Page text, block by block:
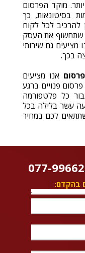
מוקד הפרסום
בסיטונאות, כך
להרכיב לכל לקוח
שתחשוף את העסק
מציעים גם שירותי
בכך.
אנו מציעים
פנויים ברגע
כל פלטפורמה
עשר בלילה בכל
לכם במחיר
בהקדם: